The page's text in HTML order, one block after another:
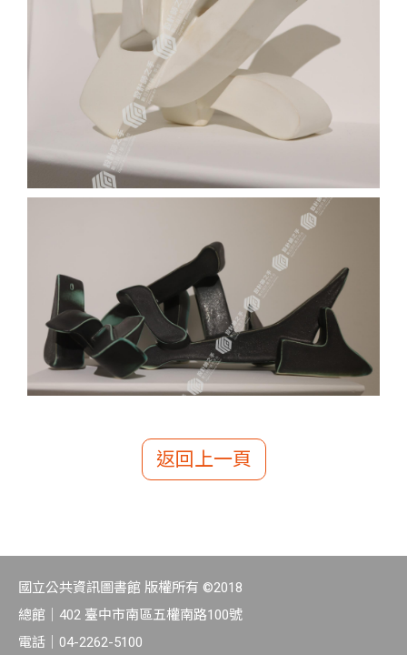
返回上一頁
國立公共資訊圖書館 版權所有 ©2018
總館｜ 402 臺中市南區五權南路100號
電話｜ 04-2262-5100